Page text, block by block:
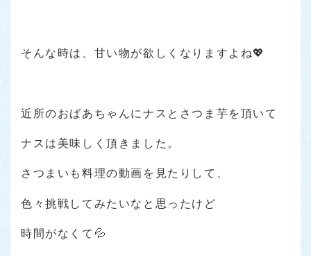
そんな時は、甘い物が欲しくなりますよね💖
近所のおばあちゃんにナスとさつま芋を頂いて
ナスは美味しく頂きました。
さつまいも料理の動画を見たりして、
色々挑戦してみたいなと思ったけど
時間がなくて💦